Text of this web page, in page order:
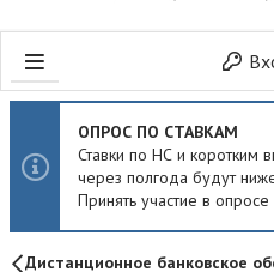
ОПРОС ПО СТАВКАМ
Ставки по НС и коротким
через полгода будут
Принять участие в
Дистанционное банковское